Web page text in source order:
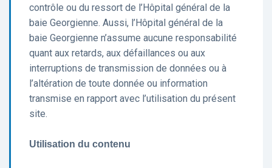
contrôle ou du ressort de l’Hôpital général de la
baie Georgienne. Aussi, l’Hôpital général de la
baie Georgienne n’assume aucune responsabilité
quant aux retards, aux défaillances ou aux
interruptions de transmission de données ou à
l’altération de toute donnée ou information
transmise en rapport avec l’utilisation du présent
site.
Utilisation du contenu